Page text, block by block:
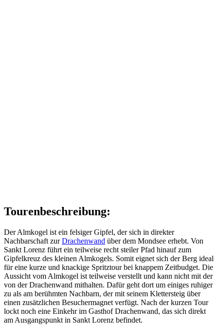
Tourenbeschreibung:
Der Almkogel ist ein felsiger Gipfel, der sich in direkter
Nachbarschaft zurDrachenwand über dem Mondsee erhebt. Von
Sankt Lorenz führt ein teilweise recht steiler Pfad hinauf zum
Gipfelkreuz des kleinen Almkogels. Somit eignet sich der Berg ideal
für eine kurze und knackige Spritztour bei knappem Zeitbudget. Die
Aussicht vom Almkogel ist teilweise verstellt und kann nicht mit der
von der Drachenwand mithalten. Dafür geht dort um einiges ruhiger
zu als am berühmten Nachbarn, der mit seinem Klettersteig über
einen zusätzlichen Besuchermagnet verfügt. Nach der kurzen Tour
lockt noch eine Einkehr im Gasthof Drachenwand, das sich direkt
am Ausgangspunkt in Sankt Lorenz befindet.